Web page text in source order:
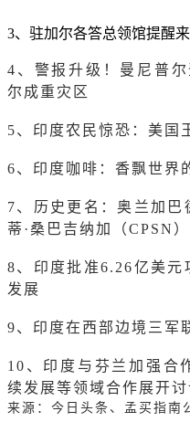
3、驻加尔各答总领馆提醒
4、警报升级！曼尼普
尔成重灾区
5、印度农民惊恐：美国
6、印度咖啡：香飘世界
7、历史更名：奥兰加巴
蒂·桑巴吉纳加（CPSN）
8、印度批准6.26亿美元
发展
9、印度在西部边境三军
10、印度与芬兰加强合
续发展等领域合作展开讨
来源：今日头条、孟买指南